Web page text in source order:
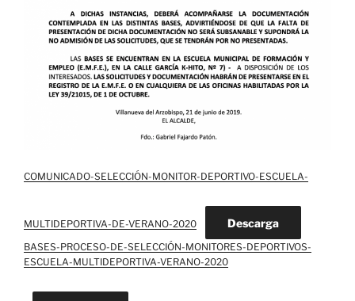
COMUNICADO-SELECCIÓN-MONITOR-DEPORTIVO-ESCUELA-
MULTIDEPORTIVA-DE-VERANO-2020 Descarga
BASES-PROCESO-DE-SELECCIÓN-MONITORES-DEPORTIVOS-
ESCUELA-MULTIDEPORTIVA-VERANO-2020